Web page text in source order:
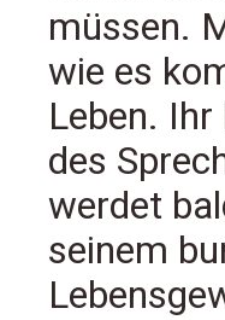
müssen.
wie es
Leben.
des
werdet
seinem